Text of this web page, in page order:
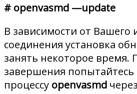
# openvasmd —update
В зависимости от Вашего
соединения установка
занять некоторое время.
завершения
процессу openvasmd